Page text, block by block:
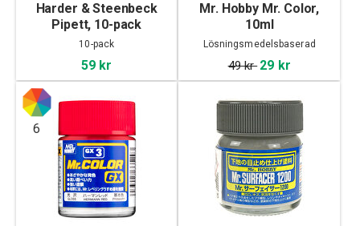
Harder & Steenbeck
Pipett, 10-pack
10-pack
59 kr
Mr. Hobby Mr. Color,
10ml
Lösningsmedelsbaserad
49 kr 29 kr
6